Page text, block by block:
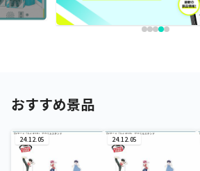
おすすめ景品
24.12.05 24.12.05